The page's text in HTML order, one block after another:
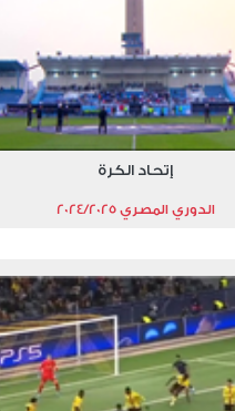
إتحاد الكرة
الدوري المصري 2024/2025